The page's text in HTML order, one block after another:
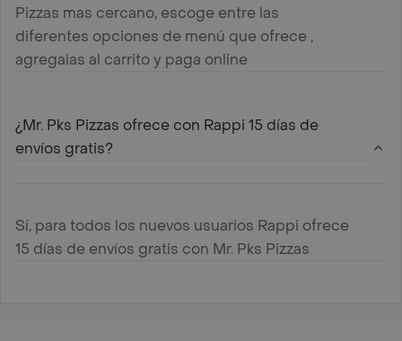
Pizzas mas cercano, escoge entre las
diferentes opciones de menú que ofrece ,
agregalas al carrito y paga online
¿Mr. Pks Pizzas ofrece con Rappi 15 días de
envíos gratis?
Sí, para todos los nuevos usuarios Rappi ofrece
15 días de envíos gratis con Mr. Pks Pizzas